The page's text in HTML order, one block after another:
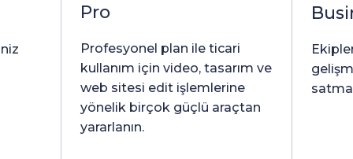
Pro
Profesyonel plan ile ticari
kullanım için video, tasarım ve
web sitesi edit işlemlerine
yönelik birçok güçlü araçtan
yararlanın.
satma